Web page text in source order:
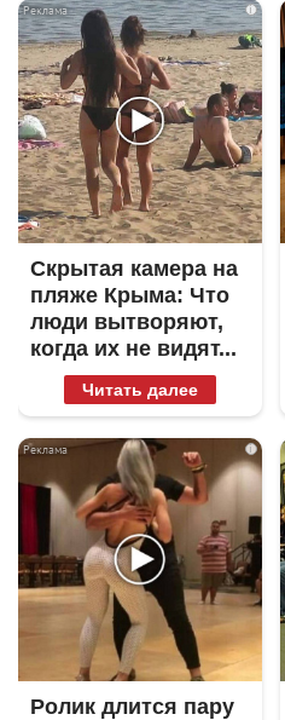
i
Скрытая камера на
пляже Крыма: Что
люди вытворяют,
когда их не видят...
Читать далее
i
Ролик длится пару